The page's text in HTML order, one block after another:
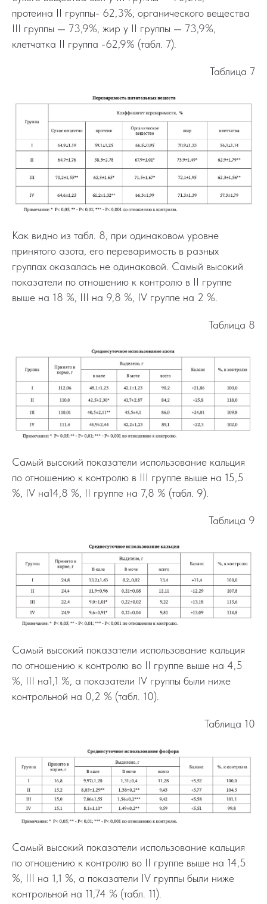
протеина II группы- 62,3%, органического вещества
III группы — 73,9%, жир у II группы — 73,9%,
клетчатка II группа -62,9% (табл. 7).
Таблица 7
Как видно из табл. 8, при одинаковом уровне
принятого азота, его переваримость в разных
группах оказалась не одинаковой. Самый высокий
показатели по отношению к контролю в II группе
выше на 18 %, III на 9,8 %, IV группе на 2 %.
Таблица 8
Самый высокий показатели использование кальция
по отношению к контролю в III группе выше на 15,5
%, IV на14,8 %, II группе на 7,8 % (табл. 9).
Таблица 9
Самый высокий показатели использование кальция
по отношению к контролю во II группе выше на 4,5
%, III на1,1 %, а показатели IV группы были ниже
контрольной на 0,2 % (табл. 10).
Таблица 10
Самый высокий показатели использование кальция
по отношению к контролю во II группе выше на 14,5
%, III на 1,1 %, а показатели IV группы были ниже
контрольной на 11,74 % (табл. 11).